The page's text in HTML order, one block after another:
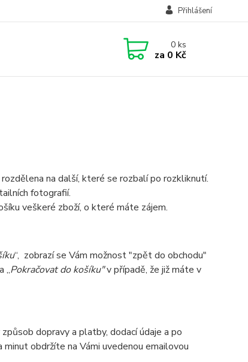
Přihlášení
0ks
za 0 Kč
na další, které se rozbalí po rozkliknutí.
fotografií.
veškeré zboží, o které máte zájem.
“, zobrazí se Vám možnost "zpět do obchodu"
„Pokračovat do košíku"v případě, že již máte v
dopravy a platby, dodací údaje a po
obdržíte na Vámi uvedenou emailovou